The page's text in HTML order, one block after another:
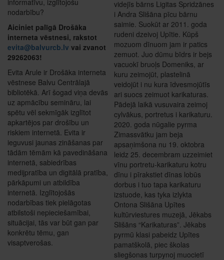
informatīvu, izglītojošu
nodarbību?
Aiciniet palīgā Drošāka
interneta vēstnesi, rakstot
evita@balvurcb.lv vai zvanot
29262063!
Evita Arule ir Drošāka interneta
vēstnese Balvu Centrālajā
bibliotēkā. Arī šogad viņa devās
uz apmācību semināru, lai
spētu vēl sekmīgāk izglītot
apkartējos par drošību un
riskiem internetā. Evita ir
ieguvusi jaunas zināšanas par
tādām tēmām kā pavedināšana
internetā, sabiedrības
medijpratība un digitālā pratība,
pārkāpumi un atbildība
internetā. Izglītojošās
nodarbības tiek pielāgotas
atbilstoši nepieciešamībai,
situācijai, tās var būt gan par
konkrētu tēmu, gan
visaptverošas.
videjīs bārns Ligitas Spridzānes
i Andra Slišāna pīcu bārnu
saimie. Suokūt ar 2011. goda
rudeni dzeivoj Upītie. Kūpš
mozuom dīnuom jam ir patics
zemuot. Juo dūmu bīdrs ir bejs
vacuokī bruoļs Domeniks, ar
kuru zeimojūt, plastelinā
veidojūt i nu kura īdvesmojūtīs
ari suocs zeimuot karikaturas.
Pādejā laikā vusuvaira zeimoj
cylvākus, portretus i karikaturu.
2020. goda nūgalie pyrma
Zimassvātku jam beja
apsaņimšona nu 19. oktobra
leidz 25. decembram uzzeimiet
vīnu portretu-karikaturu kotru
dīnu i pīrakstiet dīnas lobūs
dorbus i tuo tapa karikaturu
izstuode, kas tyka izlykta
Ontona Slišāna Upītes
kultūrviestures muzejā, Jēkabs
Slišāns “Karikaturas”. Jēkabs
pyrmū klasi pabeidz Upītes
pamatškolā, piec školas
sliegšonas turpynoj muocietī